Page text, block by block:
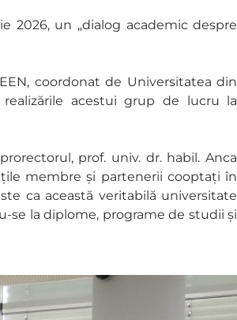
2026, un „dialog academic despre
coordonat de Universitatea din
acestui grup de lucru la
prof. univ. dr. habil. Anca
membre și partenerii cooptați în
ca această veritabilă universitate
se la diplome, programe de studii și